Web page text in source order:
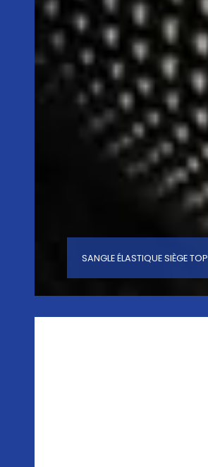
SANGLE ÉLASTIQUE SIÈGE TOP